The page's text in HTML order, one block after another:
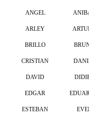
ANGEL
ARLEY
BRILLO
CRISTIAN
DAVID
EDGAR
ESTEBAN